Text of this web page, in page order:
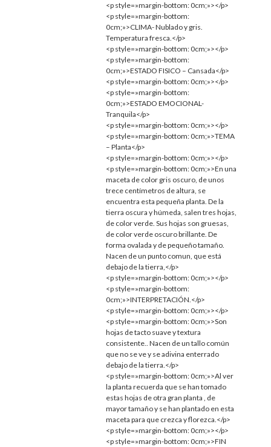
<p style=»margin-bottom: 0cm;»></p>
<p style=»margin-bottom:
0cm;»>CLIMA- Nublado y gris.
Temperatura fresca.</p>
<p style=»margin-bottom: 0cm;»></p>
<p style=»margin-bottom:
0cm;»>ESTADO FISICO – Cansada</p>
<p style=»margin-bottom: 0cm;»></p>
<p style=»margin-bottom:
0cm;»>ESTADO EMOCIONAL-
Tranquila</p>
<p style=»margin-bottom: 0cm;»></p>
<p style=»margin-bottom: 0cm;»>TEMA
– Planta</p>
<p style=»margin-bottom: 0cm;»></p>
<p style=»margin-bottom: 0cm;»>En una
maceta de color gris oscuro, de unos
trece centímetros de altura, se
encuentra esta pequeña planta. De la
tierra oscura y húmeda, salen tres hojas,
de color verde. Sus hojas son gruesas,
de color verde oscuro brillante. De
forma ovalada y de pequeño tamaño.
Nacen de un punto comun, que está
debajo de la tierra,</p>
<p style=»margin-bottom: 0cm;»></p>
<p style=»margin-bottom:
0cm;»>INTERPRETACIÓN.</p>
<p style=»margin-bottom: 0cm;»></p>
<p style=»margin-bottom: 0cm;»>Son
hojas de tacto suave y textura
consistente.. Nacen de un tallo común
que no se ve y se adivina enterrado
debajo de la tierra.</p>
<p style=»margin-bottom: 0cm;»>Al ver
la planta recuerda que se han tomado
estas hojas de otra gran planta , de
mayor tamaño y se han plantado en esta
maceta para que crezca y florezca.</p>
<p style=»margin-bottom: 0cm;»></p>
<p style=»margin-bottom: 0cm;»>FIN